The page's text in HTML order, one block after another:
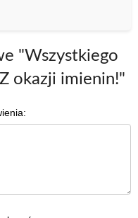
"Wszystkiego
okazji imienin!"